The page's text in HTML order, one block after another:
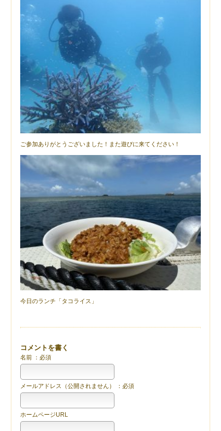
ご参加ありがとうございました！また遊びに来てください！
今日のランチ「タコライス」
コメントを書く
名前 ：必須
メールアドレス（公開されません） ：必須
ホームページURL